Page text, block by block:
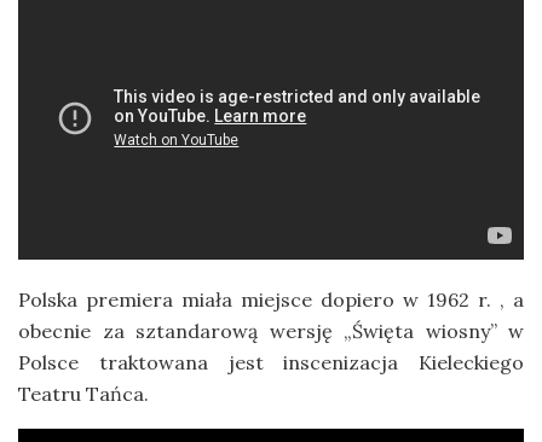
Polska premiera miała miejsce dopiero w 1962 r. , a
obecnie za sztandarową wersję „Święta wiosny” w
Polsce traktowana jest inscenizacja Kieleckiego
Teatru Tańca.